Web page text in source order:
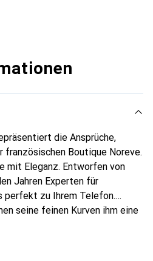
die Ansprüche,
französischen Boutique Noreve.
mit Eleganz. Entworfen von
Jahren Experten für
perfekt zu Ihrem Telefon.
seine feinen Kurven ihm eine
Ihres Smartphones.